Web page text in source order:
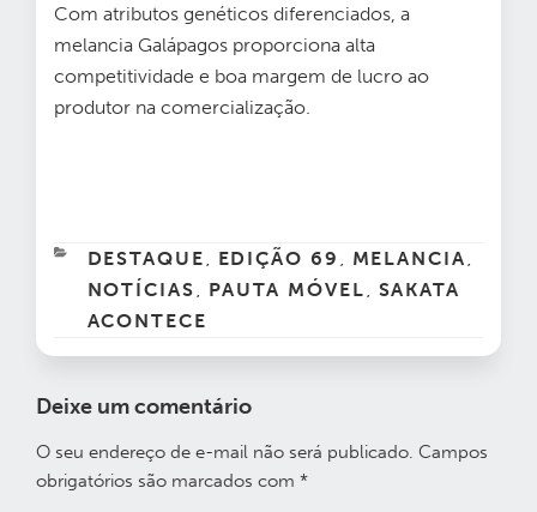
Com atributos genéticos diferenciados, a
melancia Galápagos proporciona alta
competitividade e boa margem de lucro ao
produtor na comercialização.
CATEGORIAS
DESTAQUE , EDIÇÃO 69 , MELANCIA ,
NOTÍCIAS , PAUTA MÓVEL , SAKATA
ACONTECE
Deixe um comentário
O seu endereço de e-mail não será publicado. Campos
obrigatórios são marcados com *